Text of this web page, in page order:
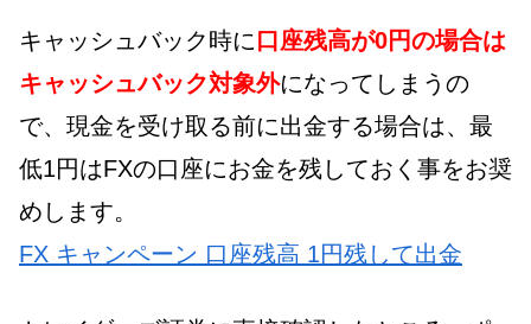
キャッシュバック時に口座残高が0円の場合は
キャッシュバック対象外になってしまうの
で、現金を受け取る前に出金する場合は、最
低1円はFXの口座にお金を残しておく事をお奨
めします。
FX キャンペーン 口座残高 1円残して出金